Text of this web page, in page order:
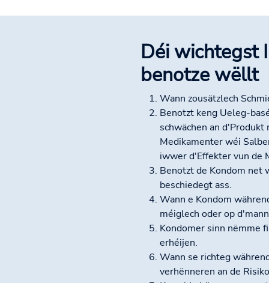
Déi wichtegst
benotze wëllt
Wann zousätzlech
Benotzt keng Ueleg-
schwächen an
Medikamenter wéi
iwwer d'Effekter vun de
Benotzt de Kondom net
beschiedegt ass.
Wann e Kondom
méiglech oder op
Kondomer sinn nëmme
erhéijen.
Wann se richteg
verhënneren an de